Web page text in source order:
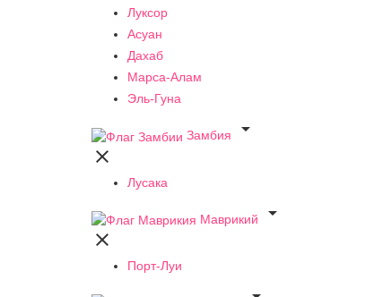
Луксор
Асуан
Дахаб
Марса-Алам
Эль-Гуна
Замбия


Лусака
Маврикий


Порт-Луи